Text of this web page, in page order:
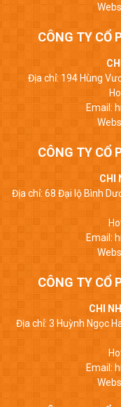
CÔNG TY CỔ
Địa chỉ: 194 Hùng
Email:
CÔNG TY CỔ
CHI
Địa chỉ: 68 Đại lộ Bình
Email:
CÔNG TY CỔ
CHI
Địa chỉ: 3 Huỳnh Ngọc
Email: